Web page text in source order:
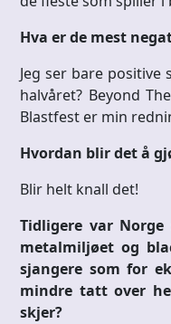
Hva er de mest
Jeg ser bare positive
halvåret? Beyond
Blastfest er min
Hvordan blir det å
Blir helt knall det!
Tidligere var
metalmiljøet og
sjangere som for
mindre tatt over
skjer?